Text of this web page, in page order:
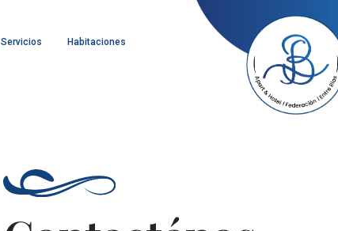
Servicios Habitaciones